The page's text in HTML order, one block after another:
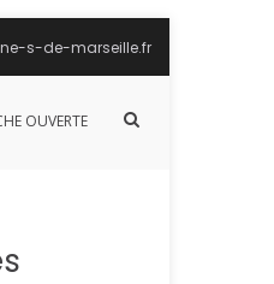
s-de-marseille.fr
OUVERTE
Afficher